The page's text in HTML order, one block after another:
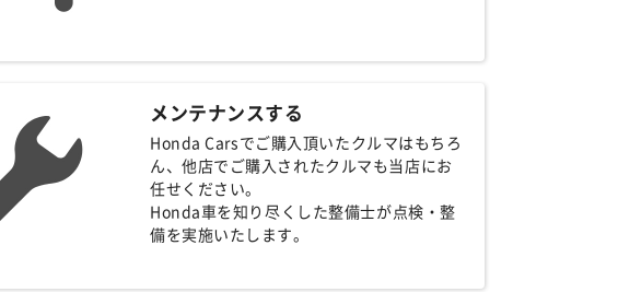
メンテナンスする
Honda Carsでご購入頂いたクルマはもちろ
ん、他店でご購入されたクルマも当店にお
任せください。
Honda車を知り尽くした整備士が点検・整
備を実施いたします。